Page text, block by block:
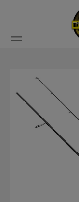
Abborrfemman
Interfiske